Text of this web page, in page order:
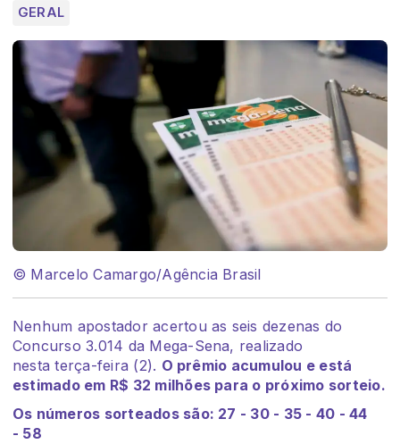
GERAL
© Marcelo Camargo/Agência Brasil
Nenhum apostador acertou as seis dezenas do
Concurso 3.014 da Mega-Sena, realizado
nesta terça-feira (2). O prêmio acumulou e está
estimado em R$ 32 milhões para o próximo sorteio.
Os números sorteados são: 27 - 30 - 35 - 40 - 44
- 58